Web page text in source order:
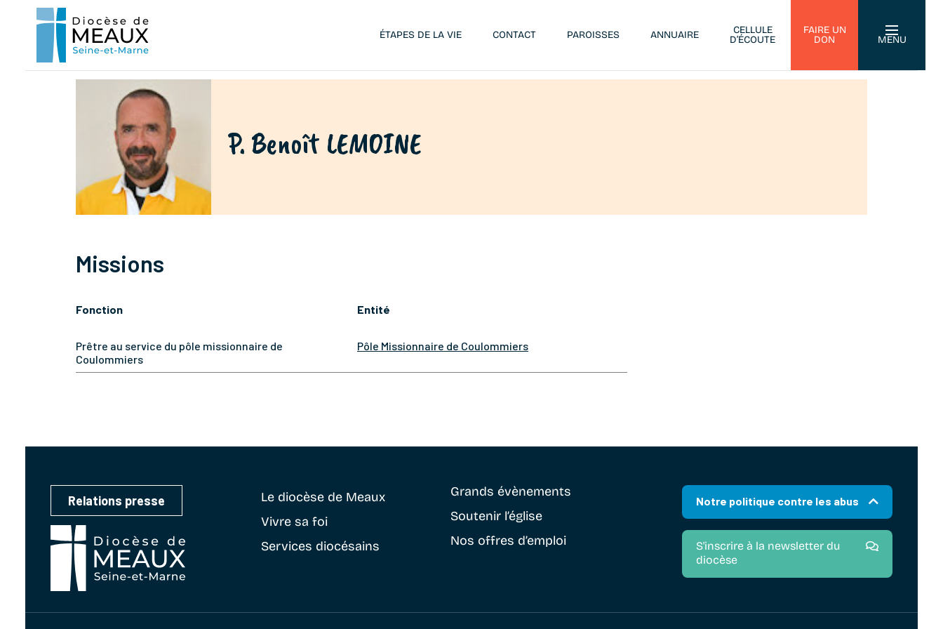
ÉTAPES DE LA VIE CONTACT PAROISSES ANNUAIRE
CELLULE
D’ÉCOUTE
FAIRE UN
DON
MENU
P. Benoît LEMOINE
Missions
Fonction Entité
Prêtre au service du pôle missionnaire de
Coulommiers
Pôle Missionnaire de Coulommiers
Relations presse Le diocèse de Meaux
Vivre sa foi
Services diocésains
Grands évènements
Soutenir l’église
Nos offres d’emploi
Notre politique contre les abus
S'inscrire à la newsletter du
diocèse